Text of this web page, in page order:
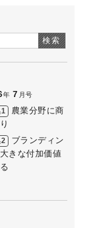
検索
年 7 月号
農業分野に商
ブランディン
きな付加価値